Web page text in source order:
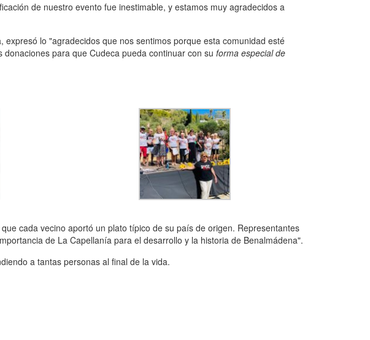
de nuestro evento fue inestimable, y estamos muy agradecidos a
lo "agradecidos que nos sentimos porque esta comunidad esté
para que Cudeca pueda continuar con su forma especial de
cada vecino aportó un plato típico de su país de origen. Representantes
de La Capellanía para el desarrollo y la historia de Benalmádena".
a tantas personas al final de la vida.